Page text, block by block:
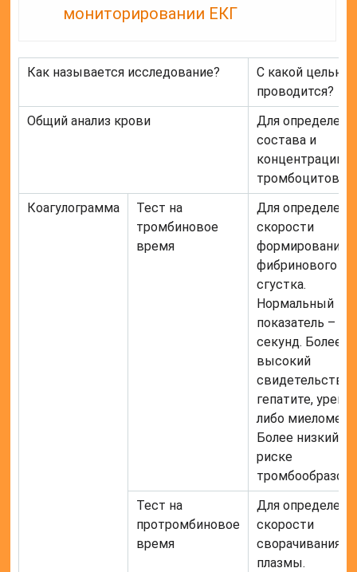
мониторировании ЕКГ
Как называется исследование?
С какой целью
проводится?
Общий анализ крови
Для
состава и
концентрации
тромбоцитов.
Коагулограмма
Тест на
тромбиновое
время
Для
скорости
формирования
фибринового
сгустка.
Нормальный
показатель –
секунд. Более
высокий
гепатите,
либо миеломе.
Более низкий –
риске
Тест на
протромбиновое
время
Для
скорости
сворачивания
плазмы.